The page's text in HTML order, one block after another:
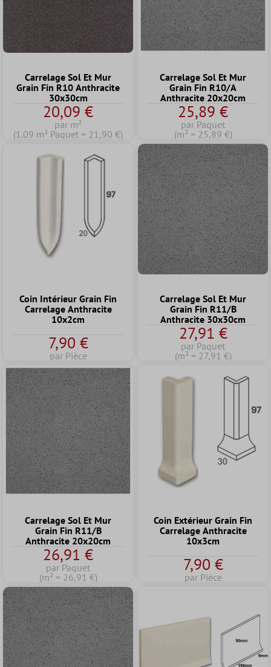
Carrelage Sol Et Mur
Grain Fin R10 Anthracite
30x30cm
20,09 €
par m²
(1.09 m² Paquet = 21,90 €)
Carrelage Sol Et Mur
Grain Fin R10/A
Anthracite 20x20cm
25,89 €
par Paquet
(m² = 25,89 €)
Coin Intérieur Grain Fin
Carrelage Anthracite
10x2cm
7,90 €
par Pièce
Carrelage Sol Et Mur
Grain Fin R11/B
Anthracite 30x30cm
27,91 €
par Paquet
(m² = 27,91 €)
Carrelage Sol Et Mur
Grain Fin R11/B
Anthracite 20x20cm
26,91 €
par Paquet
(m² = 26,91 €)
Coin Extérieur Grain Fin
Carrelage Anthracite
10x3cm
7,90 €
par Pièce